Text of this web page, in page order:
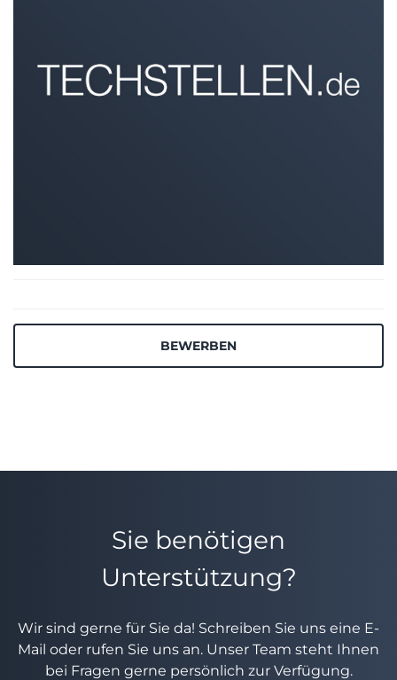
BEWERBEN
Sie benötigen
Unterstützung?
Wir sind gerne für Sie da! Schreiben Sie uns eine E-
Mail oder rufen Sie uns an. Unser Team steht Ihnen
bei Fragen gerne persönlich zur Verfügung.